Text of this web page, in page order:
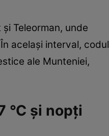
Teleorman, unde
același interval, codul
ale Munteniei,
°C și nopți